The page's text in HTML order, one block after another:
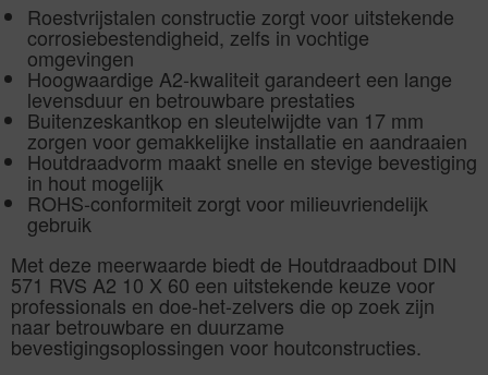
Roestvrijstalen constructie zorgt voor uitstekende
corrosiebestendigheid, zelfs in vochtige
omgevingen
Hoogwaardige A2-kwaliteit garandeert een lange
levensduur en betrouwbare prestaties
Buitenzeskantkop en sleutelwijdte van 17 mm
zorgen voor gemakkelijke installatie en aandraaien
Houtdraadvorm maakt snelle en stevige bevestiging
in hout mogelijk
ROHS-conformiteit zorgt voor milieuvriendelijk
gebruik
Met deze meerwaarde biedt de Houtdraadbout DIN
571 RVS A2 10 X 60 een uitstekende keuze voor
professionals en doe-het-zelvers die op zoek zijn
naar betrouwbare en duurzame
bevestigingsoplossingen voor houtconstructies.